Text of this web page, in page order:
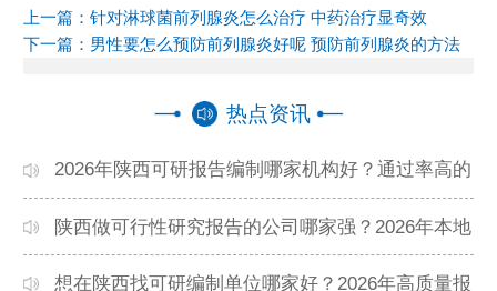
上一篇： 针对淋球菌前列腺炎怎么治疗 中药治疗显奇效
下一篇： 男性要怎么预防前列腺炎好呢 预防前列腺炎的方法
热点资讯
2026年陕西可研报告编制哪家机构好？通过率高的
本地公司推荐
陕西做可行性研究报告的公司哪家强？2026年本地
专业团队精选
想在陕西找可研编制单位哪家好？2026年高质量报